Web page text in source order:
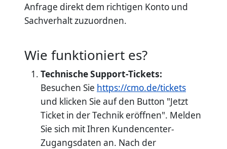
Anfrage direkt dem richtigen Konto und
Sachverhalt zuzuordnen.
Wie funktioniert es?
Technische Support-Tickets:
Besuchen Sie https://cmo.de/tickets
und klicken Sie auf den Button "Jetzt
Ticket in der Technik eröffnen". Melden
Sie sich mit Ihren Kundencenter-
Zugangsdaten an. Nach der